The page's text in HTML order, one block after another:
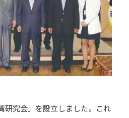
研究会」を設立しました。これ